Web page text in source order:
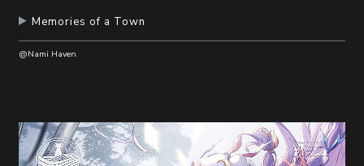
Memories of a Town
@Nami Haven